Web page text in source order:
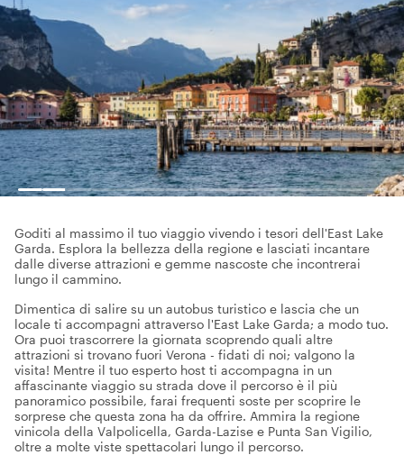
Goditi al massimo il tuo viaggio vivendo i tesori dell'East Lake
Garda. Esplora la bellezza della regione e lasciati incantare
dalle diverse attrazioni e gemme nascoste che incontrerai
lungo il cammino.
Dimentica di salire su un autobus turistico e lascia che un
locale ti accompagni attraverso l'East Lake Garda; a modo tuo.
Ora puoi trascorrere la giornata scoprendo quali altre
attrazioni si trovano fuori Verona - fidati di noi; valgono la
visita! Mentre il tuo esperto host ti accompagna in un
affascinante viaggio su strada dove il percorso è il più
panoramico possibile, farai frequenti soste per scoprire le
sorprese che questa zona ha da offrire. Ammira la regione
vinicola della Valpolicella, Garda-Lazise e Punta San Vigilio,
oltre a molte viste spettacolari lungo il percorso.